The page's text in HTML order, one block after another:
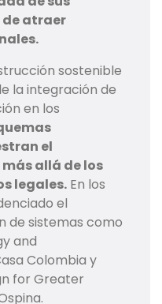
de atraer
sostenible
la integración de
en los
el
allá de los
legales. En los
el
de sistemas como
and
Colombia y
for Greater